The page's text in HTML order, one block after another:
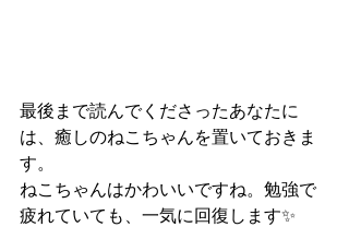
最後まで読んでくださったあなたに
は、癒しのねこちゃんを置いておきま
す。
ねこちゃんはかわいいですね。勉強で
疲れていても、一気に回復します✨